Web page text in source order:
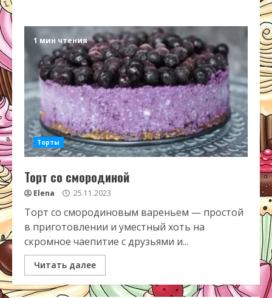
1 мин чтения
Торты
Торт со смородиной
Elena 25.11.2023
Торт со смородиновым вареньем — простой
в приготовлении и уместный хоть на
скромное чаепитие с друзьями и...
Читать далее